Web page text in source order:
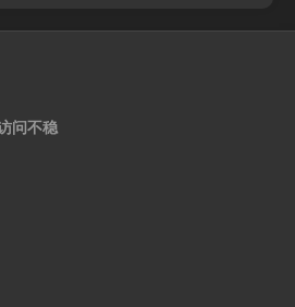
问不稳